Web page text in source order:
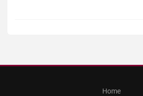
Home